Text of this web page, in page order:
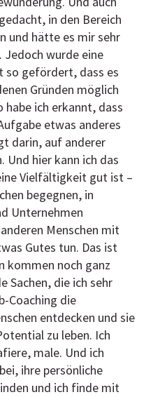
in den Bereich
und hätte es mir sehr
wurde eine
so gefördert, dass es
Gründen möglich
habe ich erkannt, dass
etwas anderes
darin, auf anderer
Und hier kann ich das
Vielfältigkeit gut ist –
begegnen, in
Unternehmen
Menschen mit
Gutes tun. Das ist
kommen noch ganz
Sachen, die ich sehr
Coaching die
entdecken und sie
zu leben. Ich
male. Und ich
ihre persönliche
und ich finde mit